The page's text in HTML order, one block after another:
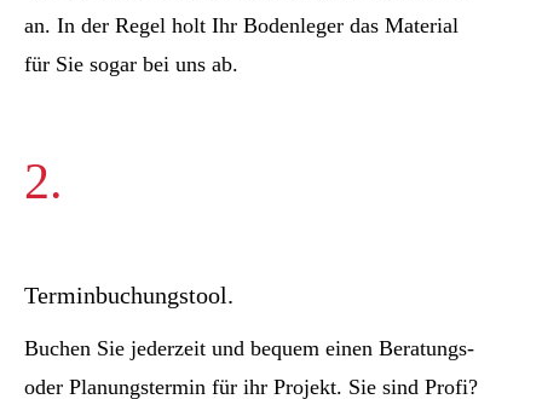
an. In der Regel holt Ihr Bodenleger das Material
für Sie sogar bei uns ab.
2.
Terminbuchungstool.
Buchen Sie jederzeit und bequem einen Beratungs-
oder Planungstermin für ihr Projekt. Sie sind Profi?